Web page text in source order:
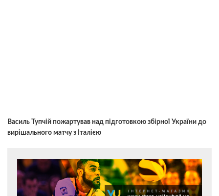
Василь Тупчій пожартував над підготовкою збірної України до
вирішального матчу з Італією